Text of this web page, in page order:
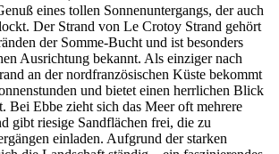
eines tollen Sonnenuntergangs, der auch
Der Strand von Le Crotoy Strand gehört
der Somme-Bucht und ist besonders
Ausrichtung bekannt. Als einziger nach
an der nordfranzösischen Küste bekommt
und bietet einen herrlichen Blick
Bei Ebbe zieht sich das Meer oft mehrere
gibt riesige Sandflächen frei, die zu
einladen. Aufgrund der starken